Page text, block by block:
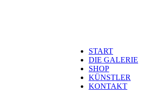
START
DIE GALERIE
SHOP
KÜNSTLER
KONTAKT